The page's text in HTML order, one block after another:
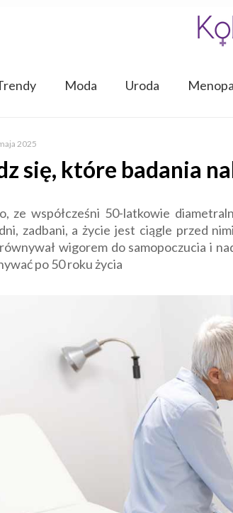
Moda Uroda
2025
się, które badania
ze współcześni 50-latkowie
zadbani, a życie jest ciągle przed
wigorem do samopoczucia i
po 50 roku życia